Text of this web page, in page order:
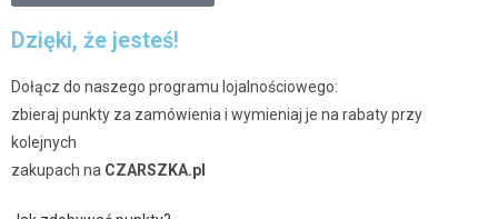
Dzięki, że jesteś!
Dołącz do naszego programu lojalnościowego:
zbieraj punkty za zamówienia i wymieniaj je na rabaty przy
kolejnych
zakupach na CZARSZKA.pl